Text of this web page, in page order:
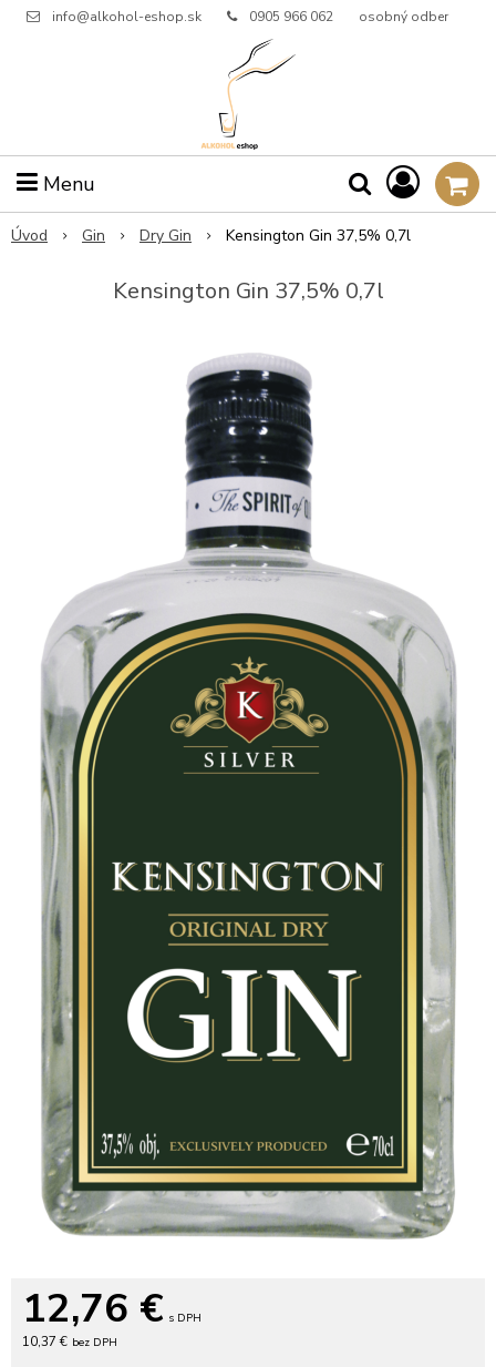
info@alkohol-eshop.sk 0905 966 062 osobný odber
Menu
Úvod Gin Dry Gin Kensington Gin 37,5% 0,7l
Kensington Gin 37,5% 0,7l
12,76 € s DPH
10,37 € bez DPH